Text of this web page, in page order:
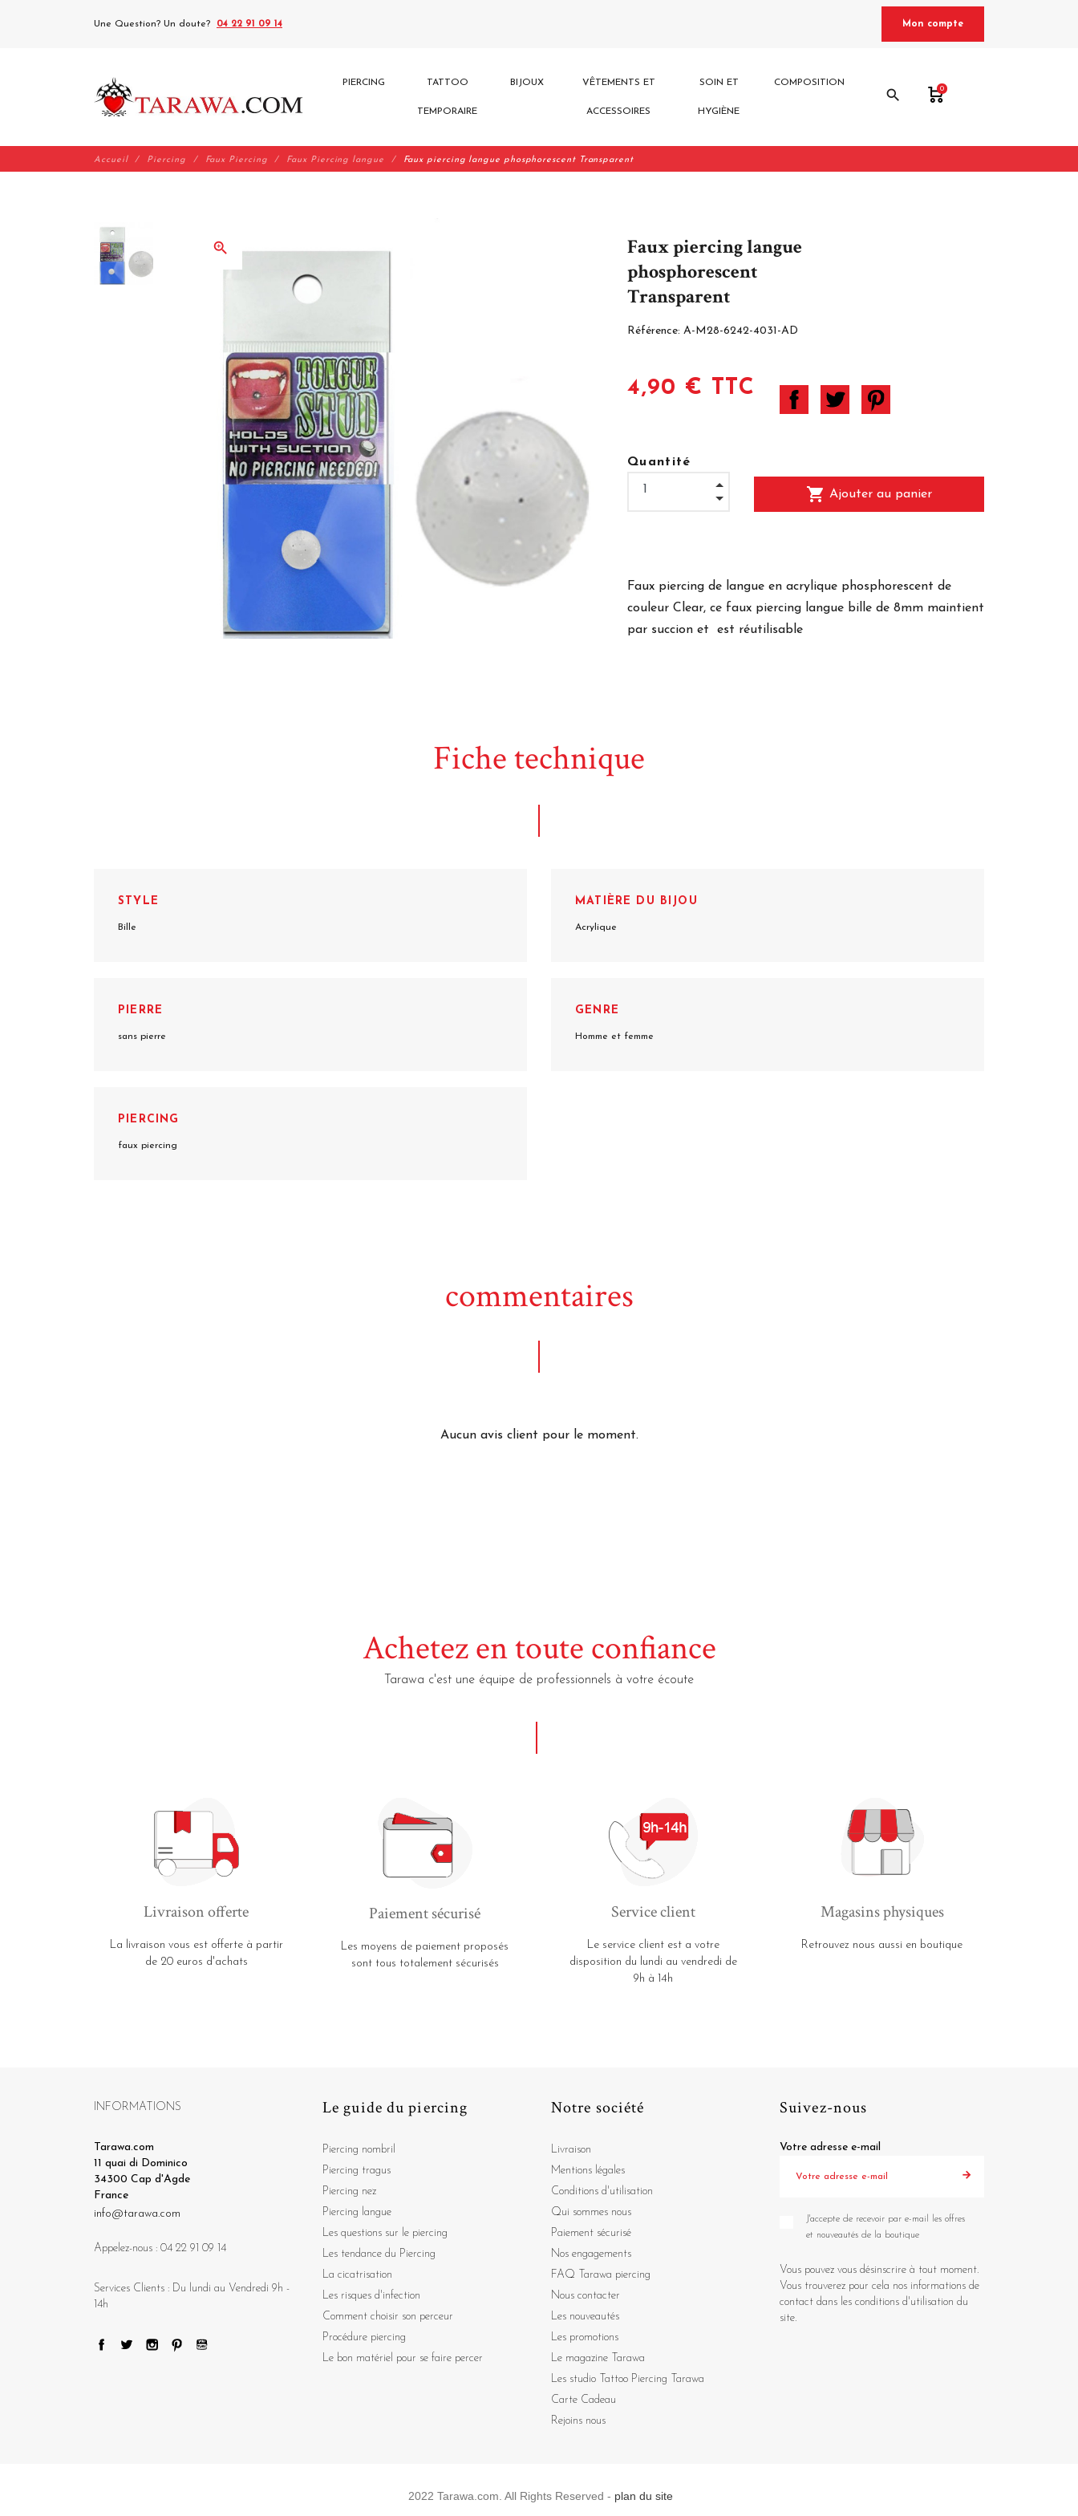
Une Question? Un doute? 04 22 91 09 14 Mon compte
PIERCING TATTOO
TEMPORAIRE
BIJOUX VÊTEMENTS ET
ACCESSOIRES
SOIN ET
HYGIÈNE
COMPOSITION
search 0
Accueil Piercing Faux Piercing Faux Piercing langue Faux piercing langue phosphorescent Transparent
zoom_in
Faux piercing langue
phosphorescent
Transparent
Référence: A-M28-6242-4031-AD
4,90 € TTC
Quantité
shopping_cart Ajouter au panier
Faux piercing de langue en acrylique phosphorescent de
couleur Clear, ce faux piercing langue bille de 8mm maintient
par succion et est réutilisable
Fiche technique
STYLE
Bille
MATIÈRE DU BIJOU
Acrylique
PIERRE
sans pierre
GENRE
Homme et femme
PIERCING
faux piercing
commentaires
Aucun avis client pour le moment.
Achetez en toute confiance
Tarawa c'est une équipe de professionnels à votre écoute
Livraison offerte
La livraison vous est offerte à partir
de 20 euros d'achats
Paiement sécurisé
Les moyens de paiement proposés
sont tous totalement sécurisés
Service client
Le service client est a votre
disposition du lundi au vendredi de
9h à 14h
Magasins physiques
Retrouvez nous aussi en boutique
INFORMATIONS
Tarawa.com
11 quai di Dominico
34300 Cap d'Agde
France
info@tarawa.com
Appelez-nous : 04 22 91 09 14
Services Clients : Du lundi au Vendredi 9h -
14h
Le guide du piercing
Piercing nombril
Piercing tragus
Piercing nez
Piercing langue
Les questions sur le piercing
Les tendance du Piercing
La cicatrisation
Les risques d'infection
Comment choisir son perceur
Procédure piercing
Le bon matériel pour se faire percer
Notre société
Livraison
Mentions légales
Conditions d'utilisation
Qui sommes nous
Paiement sécurisé
Nos engagements
FAQ Tarawa piercing
Nous contacter
Les nouveautés
Les promotions
Le magazine Tarawa
Les studio Tattoo Piercing Tarawa
Carte Cadeau
Rejoins nous
Suivez-nous
Votre adresse e-mail
J'accepte de recevoir par e-mail les offres
et nouveautés de la boutique
Vous pouvez vous désinscrire à tout moment.
Vous trouverez pour cela nos informations de
contact dans les conditions d'utilisation du
site.
2022 Tarawa.com. All Rights Reserved - plan du site